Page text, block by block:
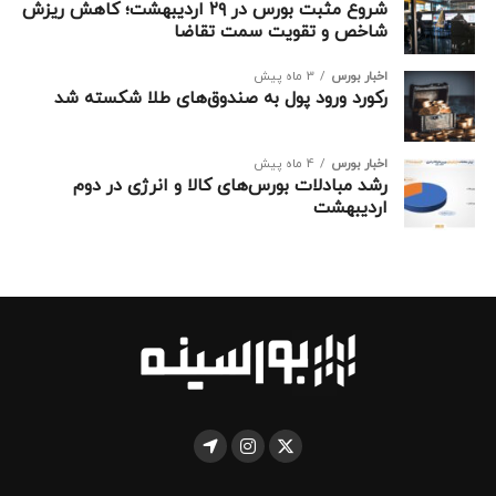
رشد چند روز اخیر نشان می‌دهد که بازار از حمایت‌های بنیادی
برخوردار است و در صورت بهبود شرایط، امکان بازگشت بیشتر
وجود دارد.
شروع مثبت بورس در ۲۹ اردیبهشت؛ کاهش ریزش
شاخص و تقویت سمت تقاضا
اخبار بورس 3 ماه پیش
رکورد ورود پول به صندوق‌های طلا شکسته شد
اخبار بورس 4 ماه پیش
رشد مبادلات بورس‌های کالا و انرژی در دوم
اردیبهشت